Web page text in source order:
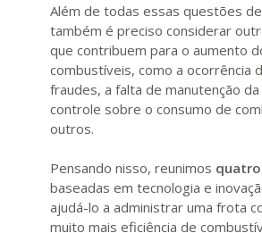
Além de todas essas questões
também é preciso considerar
que contribuem para o aumento
combustíveis, como a ocorrência
fraudes, a falta de manutenção
controle sobre o consumo de
outros.
Pensando nisso, reunimos quatro
baseadas em tecnologia e
ajudá-lo a administrar uma frota
muito mais eficiência de